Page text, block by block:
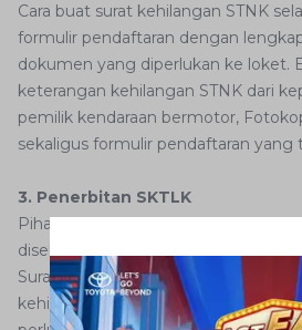
Cara buat surat kehilangan STNK
formulir pendaftaran dengan
dokumen yang diperlukan ke loket.
keterangan kehilangan STNK dari
pemilik kendaraan bermotor,
sekaligus formulir pendaftaran yang
3. Penerbitan SKTLK
Pihak kepolisian akan mengeluarkan
disebut Surat Keterangan Tanda
Surat ini menjadi bukti bahwa Anda
kehilangan STNK secara resmi.